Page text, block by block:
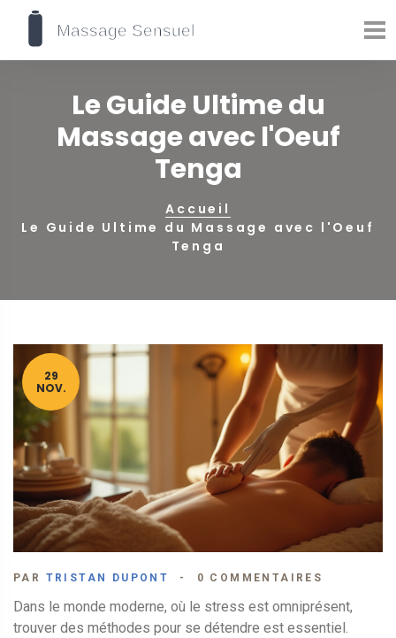
Le Guide Ultime du
Massage avec l'Oeuf
Tenga
Accueil
Le Guide Ultime du Massage avec l'Oeuf
Tenga
29
NOV.
PAR TRISTAN DUPONT 0 COMMENTAIRES
Dans le monde moderne, où le stress est omniprésent,
trouver des méthodes pour se détendre est essentiel.